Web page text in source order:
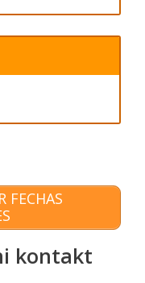
FECHAS
kontakt